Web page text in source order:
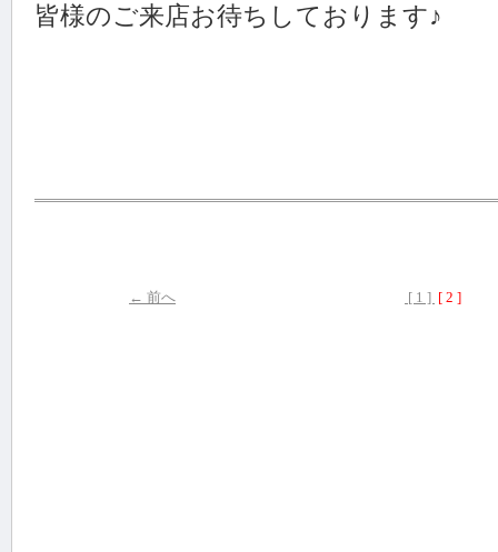
皆様のご来店お待ちしております♪
← 前へ [ 1 ] [ 2 ]